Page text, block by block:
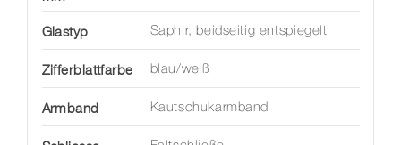
Glastyp Saphir, beidseitig entspiegelt
Zifferblattfarbe blau/weiß
Armband Kautschukarmband